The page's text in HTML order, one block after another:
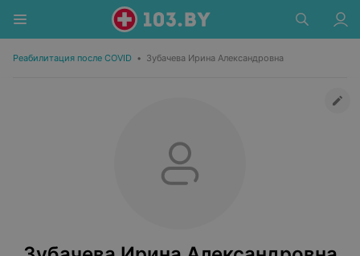
Реабилитация после COVID • Зубачева Ирина Александровна